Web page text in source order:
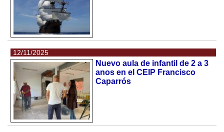
12/11/2025
Nuevo aula de infantil de 2 a 3
anos en el CEIP Francisco
Caparrós